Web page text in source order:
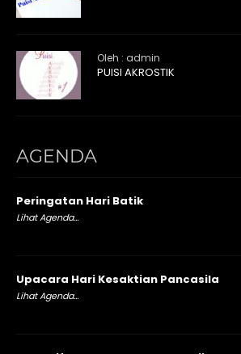
Oleh : admin
PUISI AKROSTIK
AGENDA
Peringatan Hari Batik
Lihat Agenda...
Upacara Hari Kesaktian Pancasila
Lihat Agenda...